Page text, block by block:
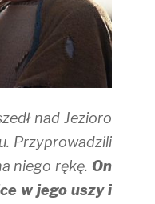
nad Jezioro
Przyprowadzili
niego rękę. On
w jego uszy i